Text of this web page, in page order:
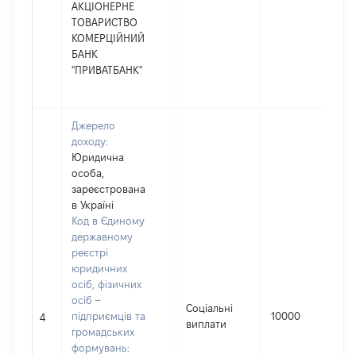
АКЦІОНЕРНЕ
ТОВАРИСТВО
КОМЕРЦІЙНИЙ
БАНК
"ПРИВАТБАНК"
4
Джерело
доходу:
Юридична
особа,
зареєстрована
в Україні
Код в Єдиному
державному
реєстрі
юридичних
осіб, фізичних
осіб –
підприємців та
громадських
формувань:
Соціальні
виплати
10000